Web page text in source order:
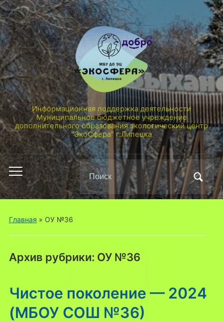
Информационная поддержка деятельности
Муниципальное бюджетное учреждение
дополнительного образования экологический центр
"ЭкоСфера" г.Липецка
Переключить
мобильное
меню
Поиск
по:
Главная » ОУ №36
Архив рубрики: ОУ №36
Чистое поколение — 2024
(МБОУ СОШ №36)